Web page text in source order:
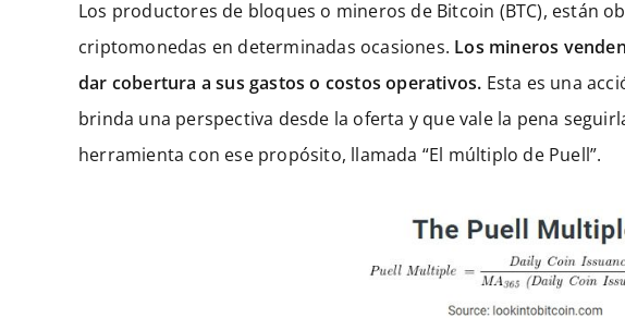
Los productores de bloques o mineros de Bitcoin (BTC), están
criptomonedas en determinadas ocasiones. Los mineros
dar cobertura a sus gastos o costos operativos. Esta es una
brinda una perspectiva desde la oferta y que vale la pena
herramienta con ese propósito, llamada “El múltiplo de Puell”.